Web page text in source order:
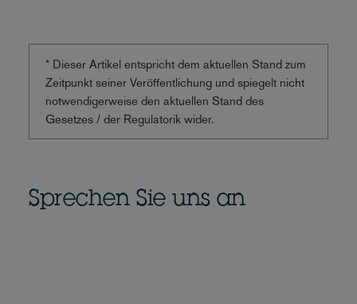
* Dieser Artikel entspricht dem aktuellen Stand zum
Zeitpunkt seiner Veröffentlichung und spiegelt nicht
notwendigerweise den aktuellen Stand des
Gesetzes / der Regulatorik wider.
Sprechen Sie uns an